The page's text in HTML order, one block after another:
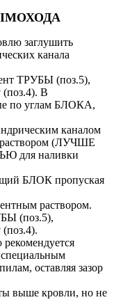
заглушить
канала
ТРУБЫ (поз.5),
В
по углам БЛОКА,
каналом
(ЛУЧШЕ
наливки
БЛОК пропуская
раствором.
(поз.5),
оставляя зазор
выше кровли, но не